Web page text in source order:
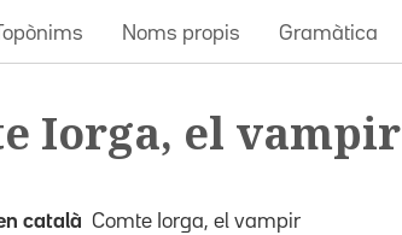
Noms propis Gramàtica
Iorga, el vampir
català Comte Iorga, el vampir